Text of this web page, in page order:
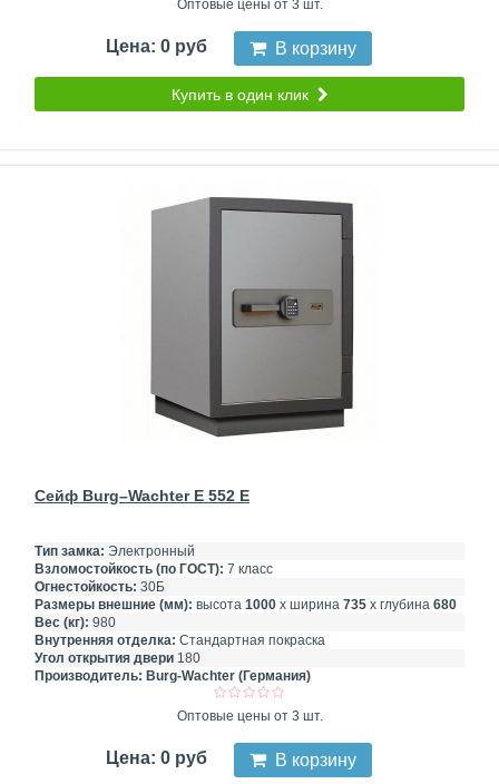
Оптовые цены от 3 шт.
Цена: 0 руб В корзину
Купить в один клик
Сейф Burg–Wachter E 552 E
Тип замка: Электронный
Взломостойкость (по ГОСТ): 7 класс
Огнестойкость: 30Б
Размеры внешние (мм): высота 1000 х ширина 735 х глубина 680
Вес (кг): 980
Внутренняя отделка: Стандартная покраска
Угол открытия двери 180
Производитель: Burg-Wachter (Германия)
Оптовые цены от 3 шт.
Цена: 0 руб В корзину